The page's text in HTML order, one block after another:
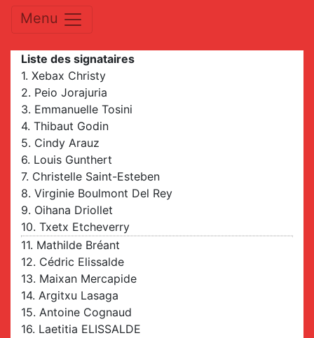
Menu
Liste des signataires
1. Xebax Christy
2. Peio Jorajuria
3. Emmanuelle Tosini
4. Thibaut Godin
5. Cindy Arauz
6. Louis Gunthert
7. Christelle Saint-Esteben
8. Virginie Boulmont Del Rey
9. Oihana Driollet
10. Txetx Etcheverry
11. Mathilde Bréant
12. Cédric Elissalde
13. Maixan Mercapide
14. Argitxu Lasaga
15. Antoine Cognaud
16. Laetitia ELISSALDE